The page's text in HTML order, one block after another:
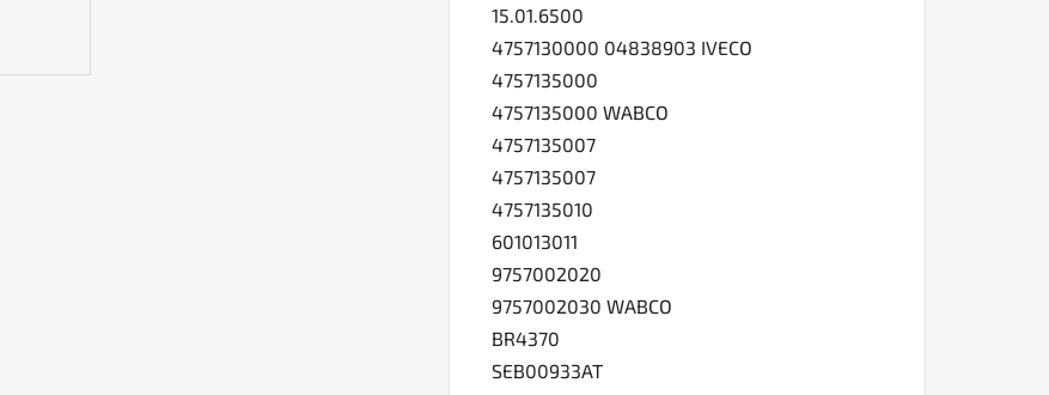
15.01.6500
4757130000 04838903 IVECO
4757135000
4757135000 WABCO
4757135007
4757135007
4757135010
601013011
9757002020
9757002030 WABCO
BR4370
SEB00933AT